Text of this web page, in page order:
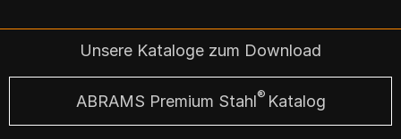
Unsere Kataloge zum Download
ABRAMS Premium Stahl® Katalog